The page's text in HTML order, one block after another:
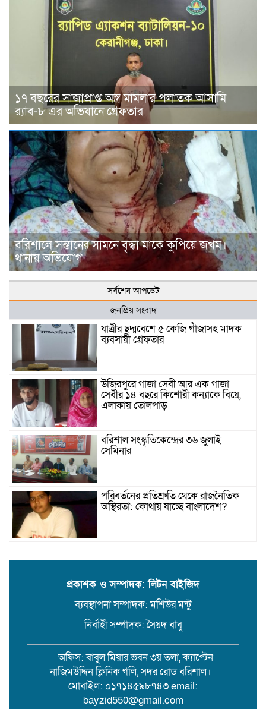
১৭ বছরের সাজাপ্রাপ্ত অস্ত্র মামলার পলাতক আসামি
র‍্যাব-৮ এর অভিযানে গ্রেফতার
বরিশালে সন্তানের সামনে বৃদ্ধা মাকে কুপিয়ে জখম।
থানায় অভিযোগ
সর্বশেষ আপডেট
জনপ্রিয় সংবাদ
যাত্রীর ছদ্মবেশে ৫ কেজি গাঁজাসহ মাদক
ব্যবসায়ী গ্রেফতার
উজিরপুরে গাজা সেবী আর এক গাজা
সেবীর ১৪ বছরে কিশোরী কন্যাকে বিয়ে,
এলাকায় তোলপাড়
বরিশাল সংস্কৃতিকেন্দ্রের ৩৬ জুলাই
সেমিনার
পরিবর্তনের প্রতিশ্রুতি থেকে রাজনৈতিক
অস্থিরতা: কোথায় যাচ্ছে বাংলাদেশ?
ওপর হামলা, জেলা সাংবাদিক ইউনিয়নের
১৭ বছরের সাজাপ্রাপ্ত অস্ত্র মামলার পলাতক
আসামি র‍্যাব-৮ এর অভিযানে গ্রেফতার
বরিশালে সন্তানের সামনে বৃদ্ধা মাকে
কুপিয়ে জখম। থানায় অভিযোগ
প্রকাশক ও সম্পাদক: লিটন বাইজিদ
ব্যবস্থাপনা সম্পাদক: মশিউর মন্টু
নির্বাহী সম্পাদক: সৈয়দ বাবু
অফিস: বাবুল মিয়ার ভবন ৩য় তলা, ক্যাপ্টেন
নাজিমউদ্দিন ক্লিনিক গলি, সদর রোড বরিশাল।
মোবাইল: ০১৭১৪৫৯৮৭৪৩ email:
bayzid550@gmail.com